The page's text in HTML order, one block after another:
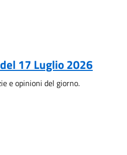
17 Luglio 2026
e opinioni del giorno.